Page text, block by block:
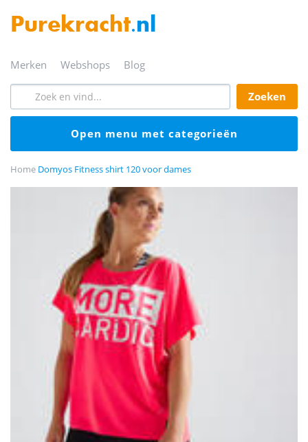
Purekracht.nl
merken webshops blog
zoeken
open menu met categorieën
Home Domyos Fitness shirt 120 voor dames